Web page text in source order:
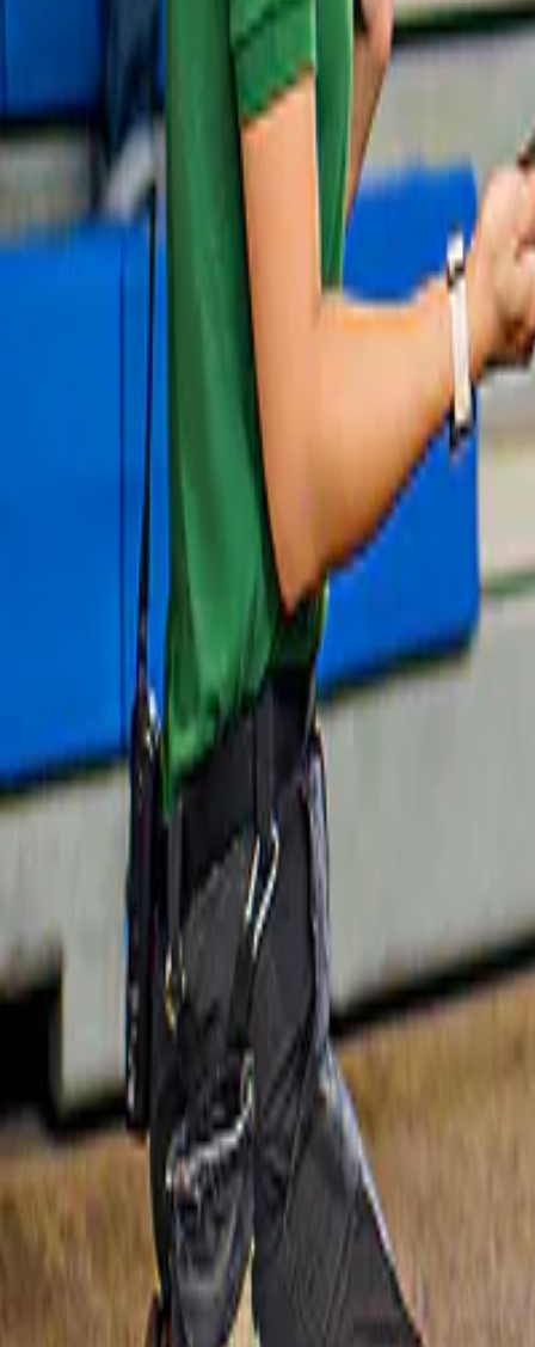
Privéticket enkele reis: van de luchthaven
vanaf
€ 5,75
De prijs hangt af van hoe groot de groep is
Gratis annulering
Slide 1 of 1, Boat entering Benagil Cave on
tour from Portimao, Portugal.
Gasten vertrouwen ons met hun mooiste
Zorgvuldig uitgekozen
Je hoeft niet zelf talloze opties door te spitten, dat hebben wij al voor
Boek wanneer jij wilt
Of je er nu vroeg bij bent of last minute beslist: er zijn altijd tickets
Altijd de beste prijs